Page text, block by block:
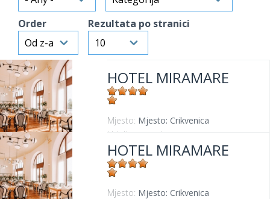
Order Rezultata po stranici
HOTEL MIRAMARE
Mjesto: Mjesto: Crikvenica
Udaljenost od mora:
HOTEL MIRAMARE
Mjesto: Mjesto: Crikvenica